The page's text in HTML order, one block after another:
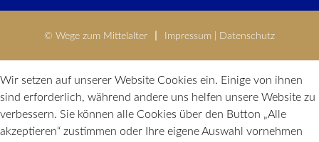
© Wege zum Mittelalter Impressum Datenschutz
Wir setzen auf unserer Website Cookies ein. Einige von ihnen
sind erforderlich, während andere uns helfen unsere Website zu
verbessern. Sie können alle Cookies über den Button „Alle
akzeptieren“ zustimmen oder Ihre eigene Auswahl vornehmen